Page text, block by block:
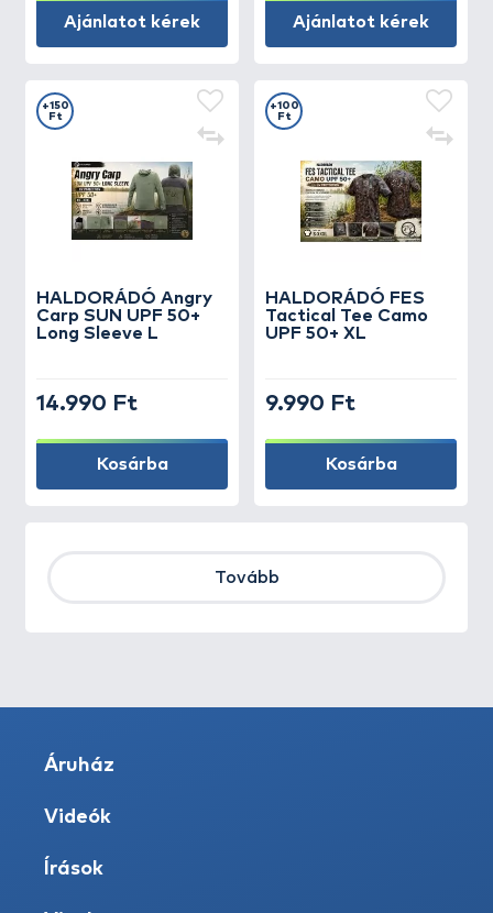
Ajánlatot kérek Ajánlatot kérek
HALDORÁDÓ Angry
Carp SUN UPF 50+
Long Sleeve L
+150
Ft
14.990 Ft
Kosárba
HALDORÁDÓ FES
Tactical Tee Camo
UPF 50+ XL
+100
Ft
9.990 Ft
Kosárba
Tovább
Áruház
Videók
Írások